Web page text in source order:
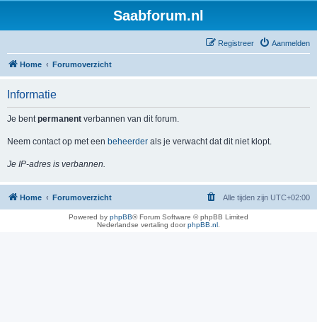
Saabforum.nl
Aanmelden
Registreer
Home Forumoverzicht
Informatie
Je bentpermanent verbannen van dit forum.
Neem contact op met een beheerder als je verwacht dat dit niet klopt.
Je IP-adres is verbannen.
Home Forumoverzicht Alle tijden zijn UTC+02:00
Powered by phpBB® Forum Software © phpBB Limited
Nederlandse vertaling doorphpBB.nl